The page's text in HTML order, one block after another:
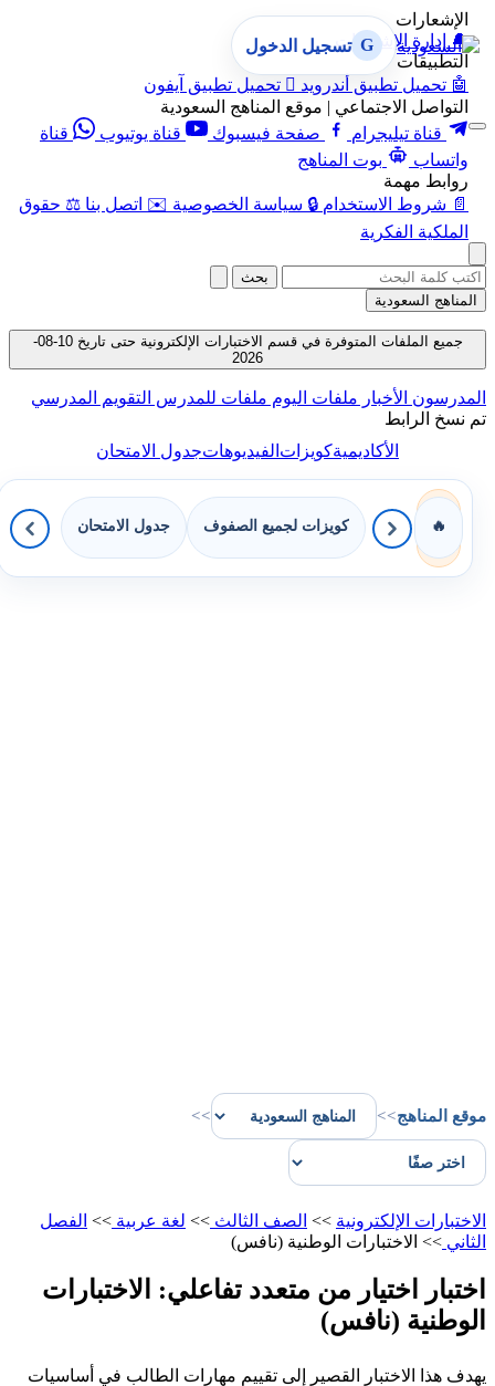
الإشعارات
🔔
إدارة الإشعارات
التطبيقات
🤖 تحميل تطبيق أندرويد  تحميل تطبيق آيفون
التواصل الاجتماعي | موقع المناهج السعودية
قناة تيليجرام
صفحة فيسبوك قناة يوتيوب
قناة
واتساب
بوت المناهج
روابط مهمة
📄 شروط الاستخدام 🔒 سياسة الخصوصية ✉️ اتصل بنا ⚖️ حقوق
الملكية الفكرية
G تسجيل الدخول
بحث
المناهج السعودية
جميع الملفات المتوفرة في قسم الاختبارات الإلكترونية حتى تاريخ 10-08-
2026
المدرسون الأخبار ملفات اليوم ملفات للمدرس التقويم المدرسي
تم نسخ الرابط
الأكاديميةكويزاتالفيديوهاتجدول الامتحان
🔥 كويزات لجميع الصفوف جدول الامتحان
موقع المناهج>>
>>
الاختبارات الإلكترونية >> الصف الثالث >> لغة عربية >> الفصل
الثاني >> الاختبارات الوطنية (نافس)
اختبار اختيار من متعدد تفاعلي: الاختبارات
الوطنية (نافس)
يهدف هذا الاختبار القصير إلى تقييم مهارات الطالب في أساسيات